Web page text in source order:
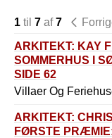
1 til 7 af7
ARKITEKT: KAY
SOMMERHUS I
SIDE 62
Villaer Og
ARKITEKT:
FØRSTE PRÆMIE: